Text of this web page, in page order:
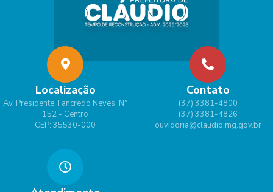
Localização
Av. Presidente Tancredo Neves, N°
152 - Centro
CEP: 35530-000
Contato
(37) 3381-4800
(37) 3381-4826
ouvidoria@claudio.mg.gov.br